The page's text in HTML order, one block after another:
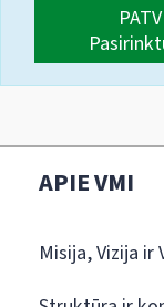
APIE VMI
Misija, Vizija ir